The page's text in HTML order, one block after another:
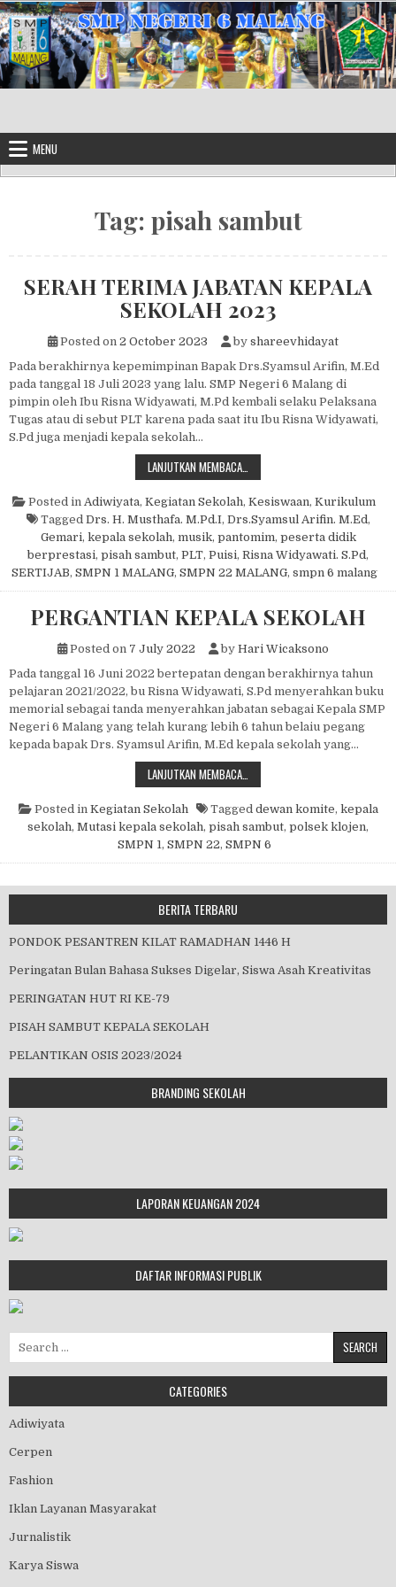
Skip to content
MENU
Tag: pisah sambut
SERAH TERIMA JABATAN KEPALA
SEKOLAH 2023
Posted on 2 October 2023 by shareevhidayat
Pada berakhirnya kepemimpinan Bapak Drs.Syamsul Arifin, M.Ed
pada tanggal 18 Juli 2023 yang lalu. SMP Negeri 6 Malang di
pimpin oleh Ibu Risna Widyawati, M.Pd kembali selaku Pelaksana
Tugas atau di sebut PLT karena pada saat itu Ibu Risna Widyawati,
S.Pd juga menjadi kepala sekolah…
LANJUTKAN MEMBACA…
Posted in Adiwiyata, Kegiatan Sekolah, Kesiswaan, Kurikulum
Tagged Drs. H. Musthafa. M.Pd.I, Drs.Syamsul Arifin. M.Ed ,
Gemari, kepala sekolah, musik, pantomim, peserta didik
berprestasi, pisah sambut, PLT, Puisi, Risna Widyawati. S.Pd ,
SERTIJAB, SMPN 1 MALANG, SMPN 22 MALANG, smpn 6 malang
PERGANTIAN KEPALA SEKOLAH
Posted on 7 July 2022 by Hari Wicaksono
Pada tanggal 16 Juni 2022 bertepatan dengan berakhirnya tahun
pelajaran 2021/2022, bu Risna Widyawati, S.Pd menyerahkan buku
memorial sebagai tanda menyerahkan jabatan sebagai Kepala SMP
Negeri 6 Malang yang telah kurang lebih 6 tahun belaiu pegang
kepada bapak Drs. Syamsul Arifin, M.Ed kepala sekolah yang…
LANJUTKAN MEMBACA…
Posted in Kegiatan Sekolah Tagged dewan komite, kepala
sekolah, Mutasi kepala sekolah, pisah sambut, polsek klojen,
SMPN 1 , SMPN 22, SMPN 6
BERITA TERBARU
PONDOK PESANTREN KILAT RAMADHAN 1446 H
Peringatan Bulan Bahasa Sukses Digelar, Siswa Asah Kreativitas
PERINGATAN HUT RI KE-79
PISAH SAMBUT KEPALA SEKOLAH
PELANTIKAN OSIS 2023/2024
BRANDING SEKOLAH
LAPORAN KEUANGAN 2024
DAFTAR INFORMASI PUBLIK
CATEGORIES
Adiwiyata
Cerpen
Fashion
Iklan Layanan Masyarakat
Jurnalistik
Karya Siswa